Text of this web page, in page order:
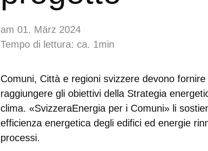
am 01. März 2024
Tempo di lettura: ca. 1min
Comuni, Città e regioni svizzere devono
raggiungere gli obiettivi della Strategia
clima. «SvizzeraEnergia per i Comuni» li
efficienza energetica degli edifici ed energie
processi.